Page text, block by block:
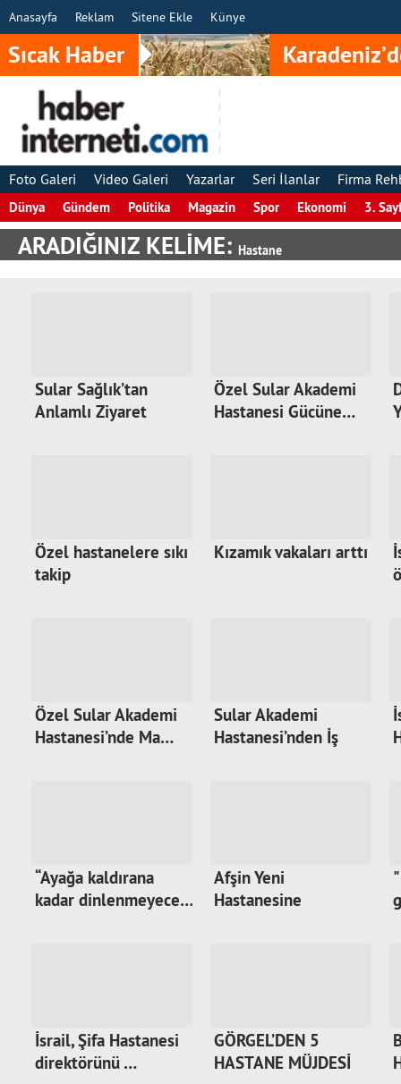
Anasayfa Reklam Sitene Ekle Künye
Sıcak Haber
Foto Galeri Video Galeri Yazarlar Seri İlanlar Firma
Dünya Gündem Politika Magazin Spor Ekonomi 3.
ARADIĞINIZ KELİME: Hastane
Sular Sağlık’tan
Anlamlı Ziyaret
Özel Sular Akademi
Hastanesi Gücüne…
Özel hastanelere sıkı
takip
Kızamık vakaları arttı
Özel Sular Akademi
Hastanesi’nde Ma…
Sular Akademi
Hastanesi’nden İş
“Ayağa kaldırana
kadar dinlenmeyece…
Afşin Yeni
Hastanesine
İsrail, Şifa Hastanesi
direktörünü …
GÖRGEL’DEN 5
HASTANE MÜJDESİ